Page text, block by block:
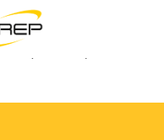
ET
(65-85-105)